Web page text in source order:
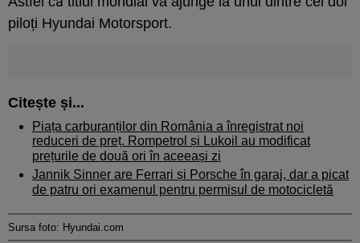
piloți Hyundai Motorsport.
Citește și...
Piața carburanților din România a înregistrat noi
reduceri de preț. Rompetrol și Lukoil au modificat
prețurile de două ori în aceeași zi
Jannik Sinner are Ferrari și Porsche în garaj, dar a picat
de patru ori examenul pentru permisul de motocicletă
Sursa foto: Hyundai.com